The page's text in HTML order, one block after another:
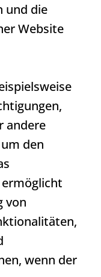
und die
Website
andere
den
ermöglicht
von
wenn der